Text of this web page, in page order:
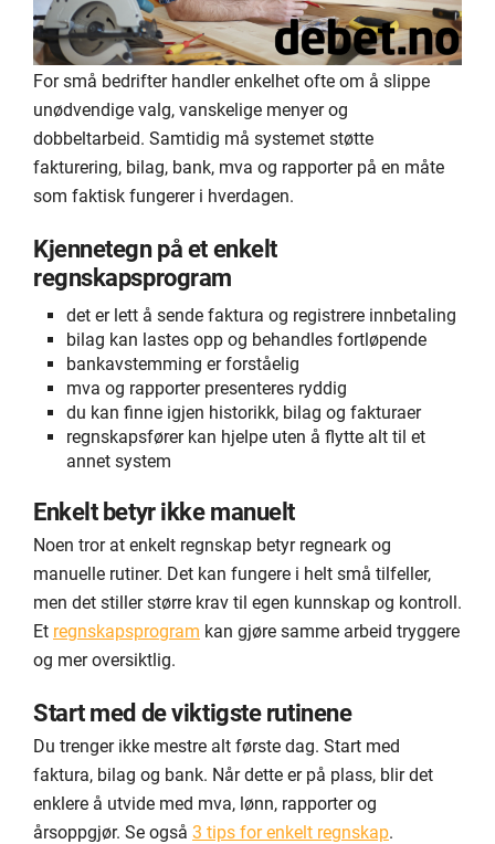
For små bedrifter handler enkelhet ofte om å slippe
unødvendige valg, vanskelige menyer og
dobbeltarbeid. Samtidig må systemet støtte
fakturering, bilag, bank, mva og rapporter på en måte
som faktisk fungerer i hverdagen.
Kjennetegn på et enkelt
regnskapsprogram
det er lett å sende faktura og registrere innbetaling
bilag kan lastes opp og behandles fortløpende
bankavstemming er forståelig
mva og rapporter presenteres ryddig
du kan finne igjen historikk, bilag og fakturaer
regnskapsfører kan hjelpe uten å flytte alt til et
annet system
Enkelt betyr ikke manuelt
Noen tror at enkelt regnskap betyr regneark og
manuelle rutiner. Det kan fungere i helt små tilfeller,
men det stiller større krav til egen kunnskap og kontroll.
Et regnskapsprogram kan gjøre samme arbeid tryggere
og mer oversiktlig.
Start med de viktigste rutinene
Du trenger ikke mestre alt første dag. Start med
faktura, bilag og bank. Når dette er på plass, blir det
enklere å utvide med mva, lønn, rapporter og
årsoppgjør. Se også 3 tips for enkelt regnskap.